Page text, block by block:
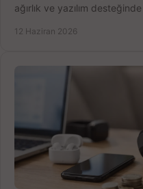
ağırlık ve yazılım
12 Haziran 2026